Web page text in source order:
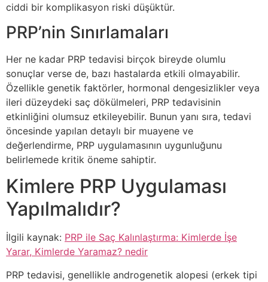
ciddi bir komplikasyon riski düşüktür.
PRP’nin Sınırlamaları
Her ne kadar PRP tedavisi birçok bireyde olumlu
sonuçlar verse de, bazı hastalarda etkili olmayabilir.
Özellikle genetik faktörler, hormonal dengesizlikler veya
ileri düzeydeki saç dökülmeleri, PRP tedavisinin
etkinliğini olumsuz etkileyebilir. Bunun yanı sıra, tedavi
öncesinde yapılan detaylı bir muayene ve
değerlendirme, PRP uygulamasının uygunluğunu
belirlemede kritik öneme sahiptir.
Kimlere PRP Uygulaması
Yapılmalıdır?
İlgili kaynak: PRP ile Saç Kalınlaştırma: Kimlerde İşe
Yarar, Kimlerde Yaramaz? nedir
PRP tedavisi, genellikle androgenetik alopesi (erkek tipi